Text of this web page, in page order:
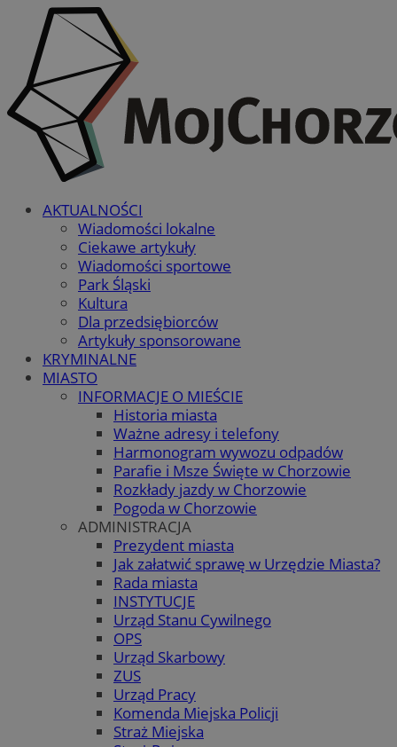
AKTUALNOŚCI
Wiadomości lokalne
Ciekawe artykuły
Wiadomości sportowe
Park Śląski
Kultura
Dla przedsiębiorców
Artykuły sponsorowane
KRYMINALNE
MIASTO
INFORMACJE O MIEŚCIE
Historia miasta
Ważne adresy i telefony
Harmonogram wywozu odpadów
Parafie i Msze Święte w Chorzowie
Rozkłady jazdy w Chorzowie
Pogoda w Chorzowie
ADMINISTRACJA
Prezydent miasta
Jak załatwić sprawę w Urzędzie Miasta?
Rada miasta
INSTYTUCJE
Urząd Stanu Cywilnego
OPS
Urząd Skarbowy
ZUS
Urząd Pracy
Komenda Miejska Policji
Straż Miejska